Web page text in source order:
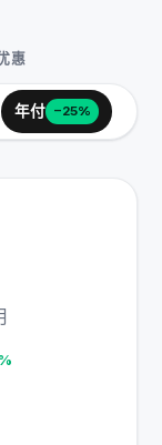
惠
年付 −25%